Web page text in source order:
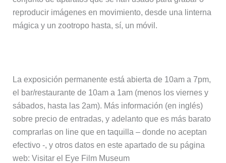
reproducir imágenes en movimiento, desde una linterna
mágica y un zootropo hasta, sí, un móvil.
La exposición permanente está abierta de 10am a 7pm,
el bar/restaurante de 10am a 1am (menos los viernes y
sábados, hasta las 2am). Más información (en inglés)
sobre precio de entradas, y adelanto que es más barato
comprarlas on line que en taquilla – donde no aceptan
efectivo -, y otros datos en este apartado de su página
web: Visitar el Eye Film Museum